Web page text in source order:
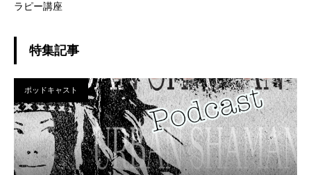
ラピー講座
特集記事
ポッドキャスト